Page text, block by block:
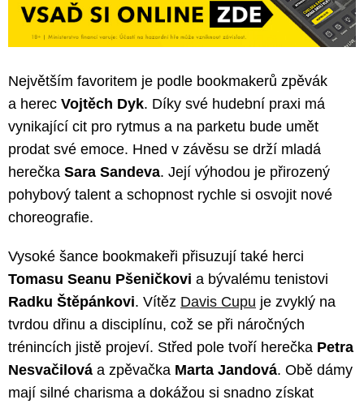
Největším favoritem je podle bookmakerů zpěvák
a herec Vojtěch Dyk. Díky své hudební praxi má
vynikající cit pro rytmus a na parketu bude umět
prodat své emoce. Hned v závěsu se drží mladá
herečka Sara Sandeva. Její výhodou je přirozený
pohybový talent a schopnost rychle si osvojit nové
choreografie.
Vysoké šance bookmakeři přisuzují také herci
Tomasu Seanu Pšeničkovi a bývalému tenistovi
Radku Štěpánkovi. Vítěz Davis Cupu je zvyklý na
tvrdou dřinu a disciplínu, což se při náročných
trénincích jistě projeví. Střed pole tvoří herečka Petra
Nesvačilová a zpěvačka Marta Jandová. Obě dámy
mají silné charisma a dokážou si snadno získat